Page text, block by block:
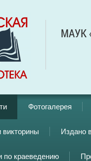
МАУК
Фотогалерея
викторины Издано
по краеведению